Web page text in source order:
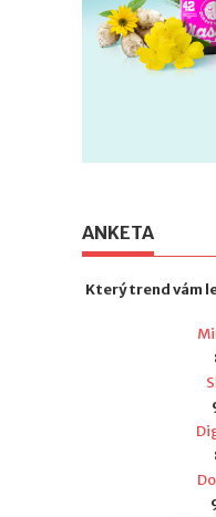
ANKETA
Který trend vám